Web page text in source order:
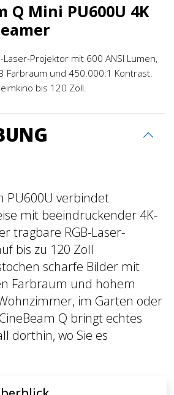
Q Mini PU600U 4K
Laser-Projektor mit 600 ANSI Lumen,
Farbraum und 450.000:1 Kontrast.
bis 120 Zoll.
PU600U verbindet
mit beeindruckender 4K-
tragbare RGB-Laser-
bis zu 120 Zoll
scharfe Bilder mit
Farbraum und hohem
im Garten oder
Q bringt echtes
dorthin, wo Sie es